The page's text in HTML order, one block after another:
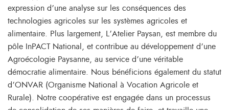
expression d’une analyse sur les conséquences des
technologies agricoles sur les systèmes agricoles et
alimentaire. Plus largement, L’Atelier Paysan, est membre du
pôle InPACT National, et contribue au développement d’une
Agroécologie Paysanne, au service d’une véritable
démocratie alimentaire. Nous bénéficions également du statut
d’ONVAR (Organisme National à Vocation Agricole et
Rurale). Notre coopérative est engagée dans un processus